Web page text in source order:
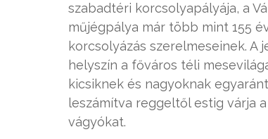
szabadtéri korcsolyapályája, a
műjégpálya már több mint 155
korcsolyázás szerelmeseinek.
helyszín a főváros téli
kicsiknek és nagyoknak
leszámítva reggeltől estig várja
vágyókat.